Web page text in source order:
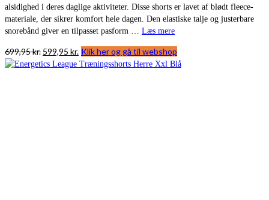
alsidighed i deres daglige aktiviteter. Disse shorts er lavet af blødt fleece-
materiale, der sikrer komfort hele dagen. Den elastiske talje og justerbare
snorebånd giver en tilpasset pasform … Læs mere
699,95kr. Den
oprindelige
599,95 kr. Den
aktuelle
Klik her og gå til webshop